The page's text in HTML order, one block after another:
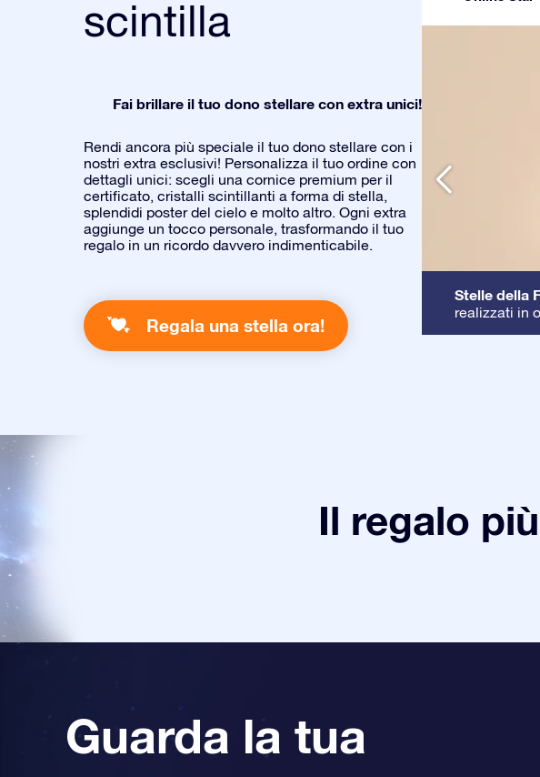
scintilla
Fai brillare il tuo dono stellare con extra unici!
Rendi ancora più speciale il tuo dono stellare con i
nostri extra esclusivi! Personalizza il tuo ordine con
dettagli unici: scegli una cornice premium per il
certificato, cristalli scintillanti a forma di stella,
splendidi poster del cielo e molto altro. Ogni extra
aggiunge un tocco personale, trasformando il tuo
regalo in un ricordo davvero indimenticabile.
Regala una stella ora!
Stelle della
realizzati in
Il regalo
Guarda la tua